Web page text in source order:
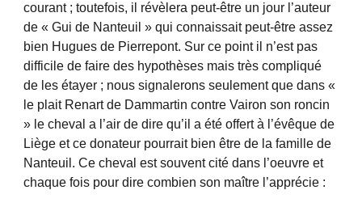
courant ; toutefois, il révèlera peut-être un jour l’auteur
de « Gui de Nanteuil » qui connaissait peut-être assez
bien Hugues de Pierrepont. Sur ce point il n’est pas
difficile de faire des hypothèses mais très compliqué
de les étayer ; nous signalerons seulement que dans «
le plait Renart de Dammartin contre Vairon son roncin
» le cheval a l’air de dire qu’il a été offert à l’évêque de
Liège et ce donateur pourrait bien être de la famille de
Nanteuil. Ce cheval est souvent cité dans l’oeuvre et
chaque fois pour dire combien son maître l’apprécie :